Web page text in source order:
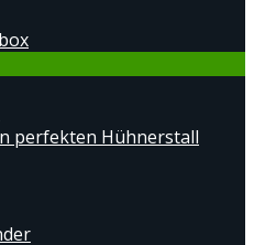
perfekten Hühnerstall